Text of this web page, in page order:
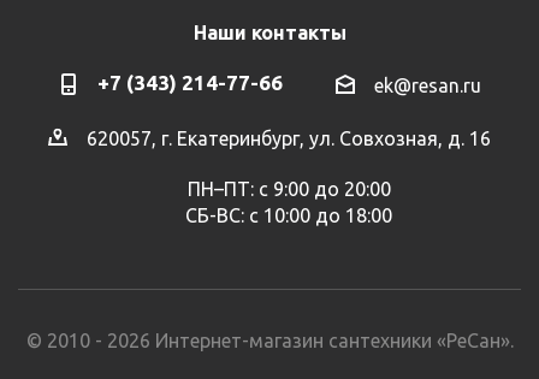
Наши контакты
+7 (343) 214-77-66 ek@resan.ru
620057, г. Екатеринбург, ул. Совхозная, д. 16
ПН–ПТ: с 9:00 до 20:00
СБ-ВС: с 10:00 до 18:00
© 2010 - 2026 Интернет-магазин сантехники «РеСан».